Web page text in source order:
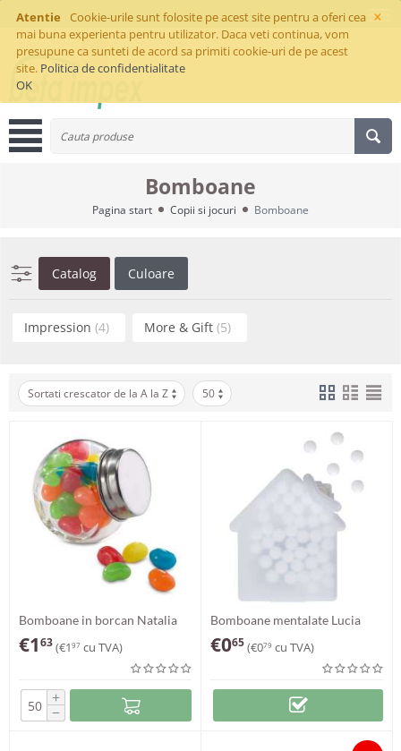
×
Atentie
Cookie-urile sunt folosite pe acest site pentru a oferi cea
mai buna experienta pentru utilizator. Daca veti continua, vom
presupune ca sunteti de acord sa primiti cookie-uri de pe acest
site. Politica de confidentialitate
OK
Bomboane
Pagina start Copii si jocuri Bomboane
Catalog Culoare
Impression (4) More & Gift (5)
Sortati crescator de la A la Z 50
Bomboane in borcan Natalia
€163(€1 97 cu TVA)
+
−
Bomboane mentalate Lucia
€065(€079 cu TVA)